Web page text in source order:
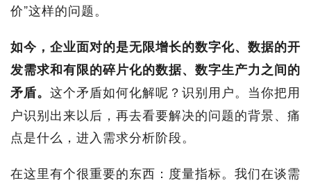
价”这样的问题。
如今，企业面对的是无限增长的数字化、数据的开
发需求和有限的碎片化的数据、数字生产力之间的
矛盾。 这个矛盾如何化解呢？识别用户。当你把用
户识别出来以后，再去看要解决的问题的背景、痛
点是什么，进入需求分析阶段。
在这里有个很重要的东西：度量指标。我们在谈需